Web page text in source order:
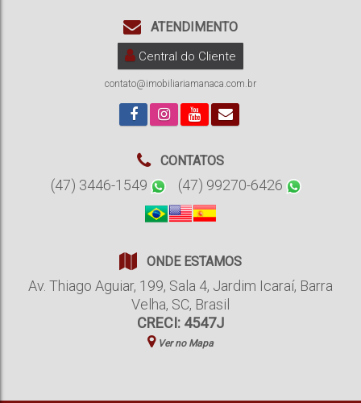
ATENDIMENTO
Central do Cliente
contato@imobiliariamanaca.com.br
CONTATOS
(47) 3446-1549 (47) 99270-6426
ONDE ESTAMOS
Av. Thiago Aguiar, 199, Sala 4, Jardim Icaraí, Barra
Velha, SC, Brasil
CRECI: 4547J
Ver no Mapa